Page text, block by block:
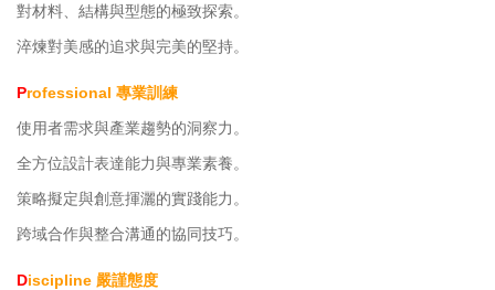
對材料、結構與型態的極致探索。
淬煉對美感的追求與完美的堅持。
Professional 專業訓練
使用者需求與產業趨勢的洞察力。
全方位設計表達能力與專業素養。
策略擬定與創意揮灑的實踐能力。
跨域合作與整合溝通的協同技巧。
Discipline 嚴謹態度